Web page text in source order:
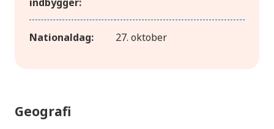
Nationaldag: 27. oktober
Geografi